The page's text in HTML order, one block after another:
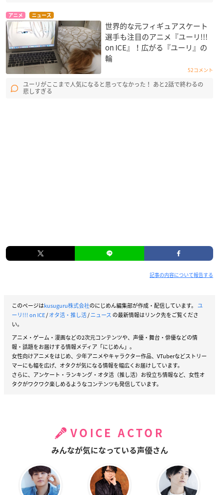
アニメ ニュース
世界的な元フィギュアスケート
選手も注目のアニメ『ユーリ!!!
on ICE』！広がる『ユーリ』の
輪
52コメント
ユーリがここまで人気になると思ってなかった！ あと2話で終わるの
悲しすぎる
記事の内容について報告する
このページはkusuguru株式会社のにじめん編集部が作成・配信しています。 ユ
ーリ!!! on ICE/オタ活・推し活/ニュース の最新情報はリンク先をご覧くださ
い。
アニメ・ゲーム・漫画などの2次元コンテンツや、声優・舞台・俳優などの情
報・話題をお届けする情報メディア「にじめん」。
女性向けアニメをはじめ、少年アニメやキャラクター作品、VTuberなどストリー
マーにも幅を広げ、オタクが気になる情報を幅広くお届けしています。
さらに、アンケート・ランキング・オタ活（推し活）お役立ち情報など、女性オ
タクがワクワク楽しめるようなコンテンツも発信しています。
VOICE ACTOR
みんなが気になっている声優さん